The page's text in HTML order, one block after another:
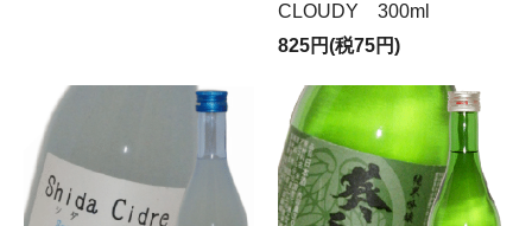
CLOUDY 300ml
825円(税75円)